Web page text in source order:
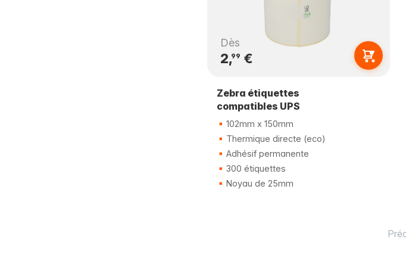
Dès
2,99 €
Zebra étiquettes
compatibles UPS
102mm x 150mm
Thermique directe (eco)
Adhésif permanente
300 étiquettes
Noyau de 25mm